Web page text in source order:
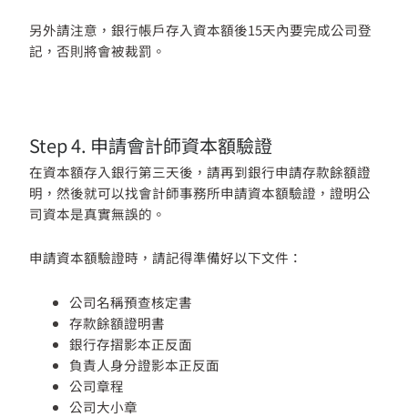
另外請注意，銀行帳戶存入資本額後15天內要完成公司登
記，否則將會被裁罰。
Step 4. 申請會計師資本額驗證
在資本額存入銀行第三天後，請再到銀行申請存款餘額證
明，然後就可以找會計師事務所申請資本額驗證，證明公
司資本是真實無誤的。
申請資本額驗證時，請記得準備好以下文件：
公司名稱預查核定書
存款餘額證明書
銀行存摺影本正反面
負責人身分證影本正反面
公司章程
公司大小章